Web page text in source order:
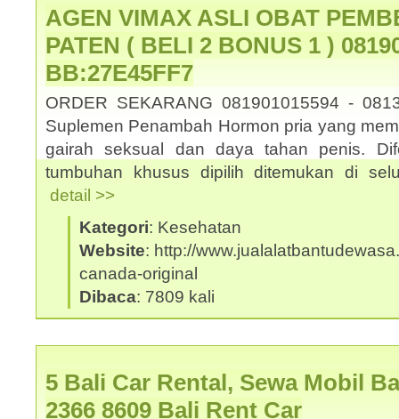
AGEN VIMAX ASLI OBAT
PATEN ( BELI 2 BONUS 1 )
BB:27E45FF7
ORDER SEKARANG 081901015594 -
Suplemen Penambah Hormon pria yang
gairah seksual dan daya tahan penis.
tumbuhan khusus dipilih ditemukan di
detail >>
Kategori: Kesehatan
Website: http://
canada-original
Dibaca: 7809 kali
5 Bali Car Rental, Sewa Mobil
2366 8609 Bali Rent Car